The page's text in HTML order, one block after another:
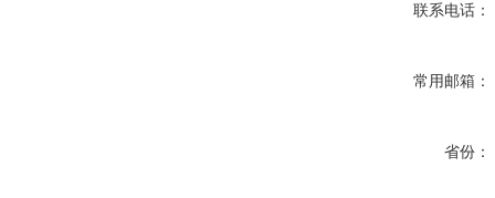
联系电话：
常用邮箱：
省份：